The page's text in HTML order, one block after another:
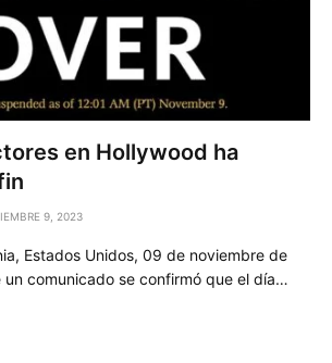
en Hollywood ha
9, 2023
Estados Unidos, 09 de noviembre de
un comunicado se confirmó que el día…